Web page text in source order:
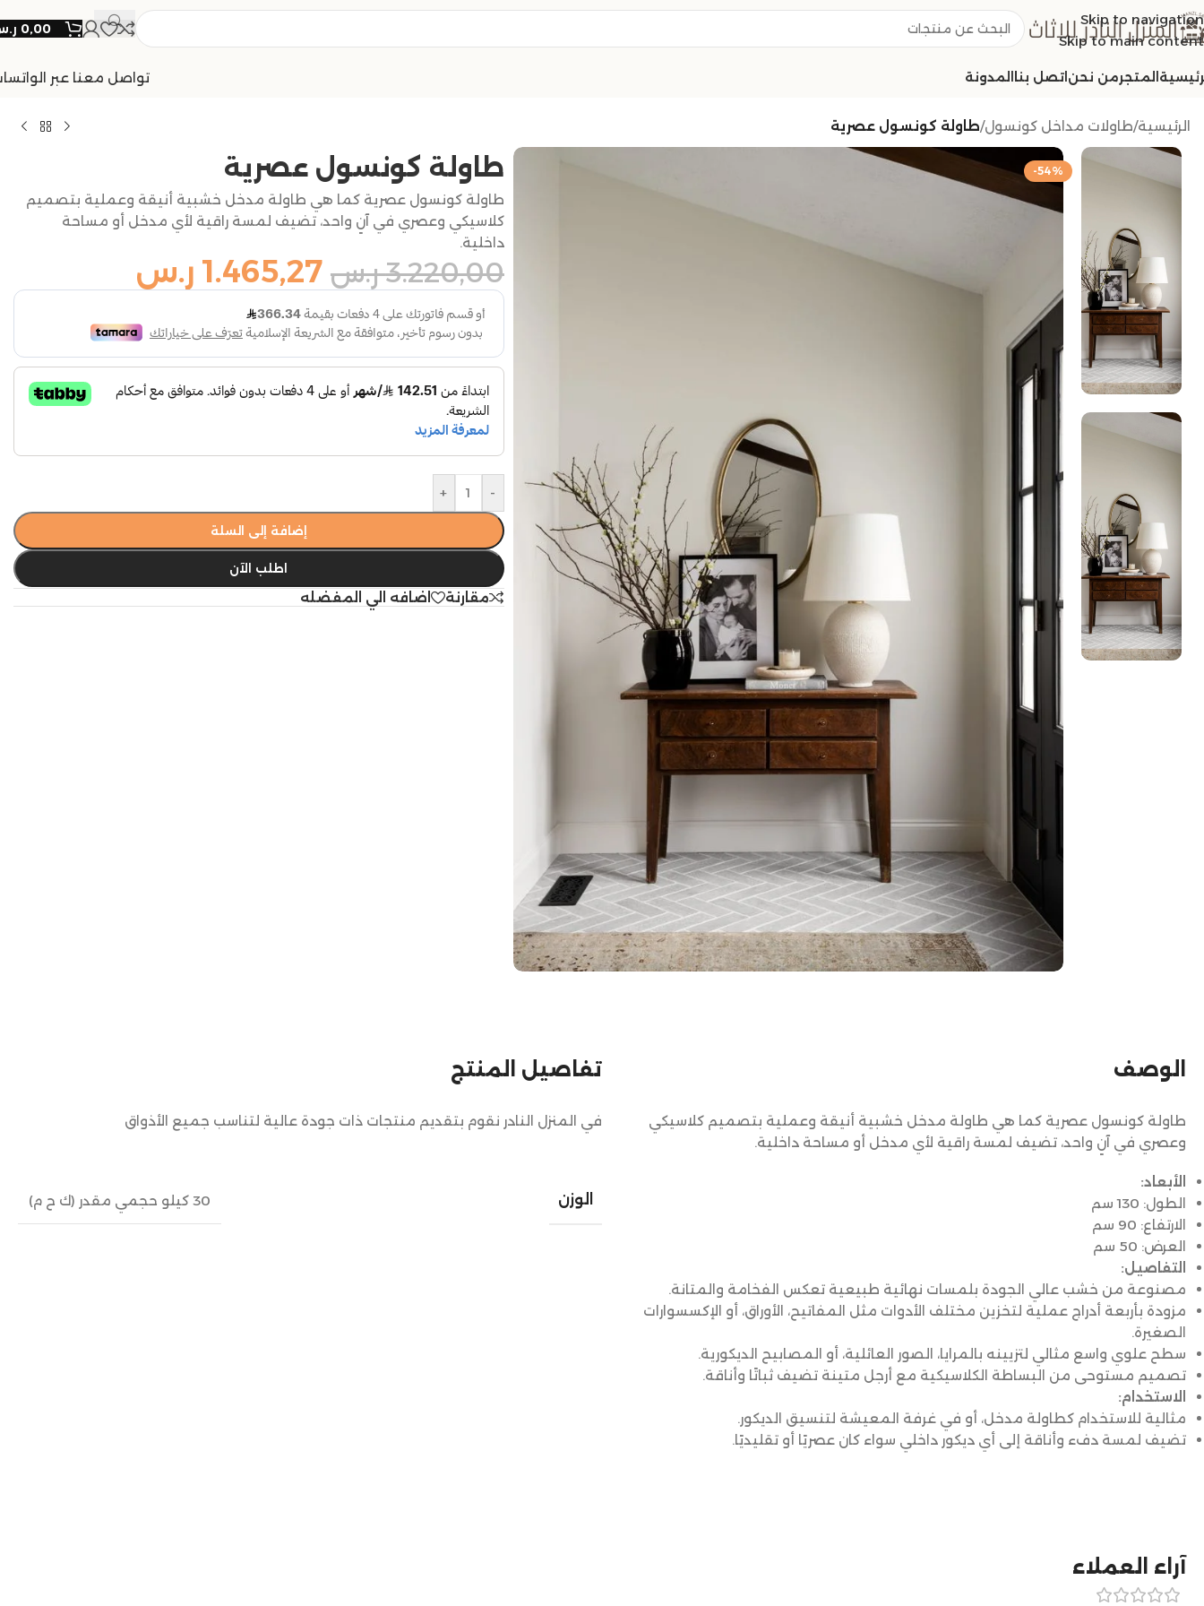
Skip to navigation
Skip to main content
0,00
المتجرمن نحن اتصل بنا المدونة تواصل معنا عبر
الرئيسية/طاولات مداخل كونسول/طاولة كونسول عصرية
-54% طاولة كونسول عصرية
طاولة كونسول عصرية كما هي طاولة مدخل خشبية أنيقة وعملية بتصميم
كلاسيكي وعصري في آنٍ واحد، تضيف لمسة راقية لأي مدخل أو مساحة
داخلية.
3.220,00 ر.س 1.465,27 ر.س
-
+
إضافة إلى السلة
اطلب الآن
مقارنة اضافه الي المفضله
تفاصيل المنتج
في المنزل النادر نقوم بتقديم منتجات ذات جودة عالية لتناسب جميع الأذواق
الوزن 30 كيلو حجمي مقدر (ك ح م)
الوصف
طاولة كونسول عصرية كما هي طاولة مدخل خشبية أنيقة وعملية بتصميم كلاسيكي
وعصري في آنٍ واحد، تضيف لمسة راقية لأي مدخل أو مساحة داخلية.
الأبعاد:
الطول: 130 سم
الارتفاع: 90 سم
العرض: 50 سم
التفاصيل:
مصنوعة من خشب عالي الجودة بلمسات نهائية طبيعية تعكس الفخامة والمتانة.
مزودة بأربعة أدراج عملية لتخزين مختلف الأدوات مثل المفاتيح، الأوراق، أو الإكسسوارات
الصغيرة.
سطح علوي واسع مثالي لتزيينه بالمرايا، الصور العائلية، أو المصابيح الديكورية.
تصميم مستوحى من البساطة الكلاسيكية مع أرجل متينة تضيف ثباتًا وأناقة.
الاستخدام:
مثالية للاستخدام كطاولة مدخل، أو في غرفة المعيشة لتنسيق الديكور.
تضيف لمسة دفء وأناقة إلى أي ديكور داخلي سواء كان عصريًا أو تقليديًا.
آراء العملاء